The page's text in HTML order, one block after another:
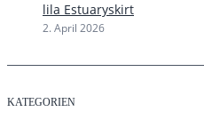
lila Estuaryskirt
2. April 2026
KATEGORIEN